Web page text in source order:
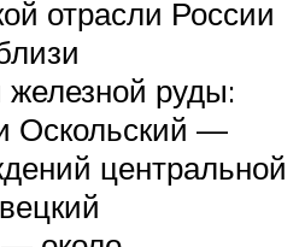
отрасли России
руды:
Оскольский —
центральной